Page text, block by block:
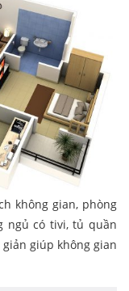
không gian, phòng
ngủ có tivi, tủ quần
giúp không gian